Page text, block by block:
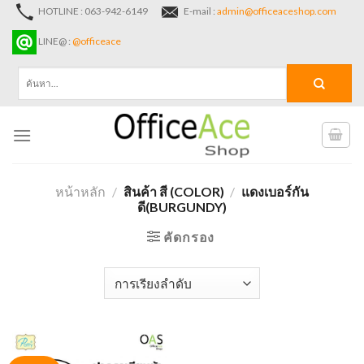
Skip
content
HOTLINE : 063-942-6149 E-mail : admin@officeaceshop.com
LINE@ : @officeace
หน้าหลัก / สินค้า สี (COLOR) / แดงเบอร์กัน
ดี(BURGUNDY)
คัดกรอง